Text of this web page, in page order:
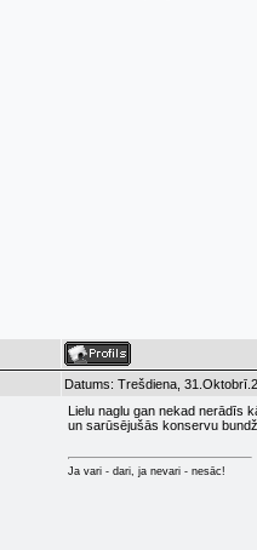
Datums: Trešdiena,
Lielu naglu gan nekad nerādīs
un sarūsējušās konservu
Ja vari - dari, ja nevari - nesāc!